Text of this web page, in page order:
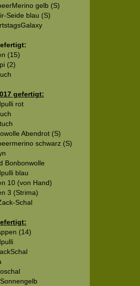
gelb (S)
Seide blau (S)
(15)
(2)
gefertigt:
rot
Abendrot (S)
schwarz (S)
Bonbonwolle
blau
10 (von Hand)
3 (Strima)
Schal
(14)